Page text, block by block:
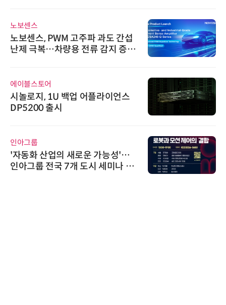
노보센스
노보센스, PWM 고주파 과도 간섭
난제 극복…차량용 전류 감지 증폭
에이블스토어
시놀로지, 1U 백업 어플라이언스
DP5200 출시
인아그룹
'자동화 산업의 새로운 가능성'…
인아그룹 전국 7개 도시 세미나 페